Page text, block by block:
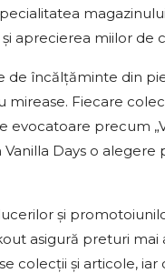
aprecierea miilor de
de încălțăminte din
Fiecare
evocatoare precum
Days o
și
asigură preturi
colecții și articole,